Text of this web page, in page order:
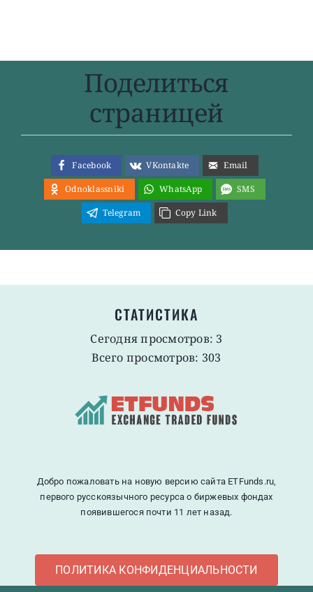
Поделиться
страницей
Facebook VKontakte
Email
Odnoklassniki
WhatsApp
SMS
Telegram
Copy Link
СТАТИСТИКА
Сегодня просмотров: 3
Всего просмотров: 303
Добро пожаловать на новую версию сайта ETFunds.ru,
первого русскоязычного ресурса о биржевых фондах
появившегося почти 11 лет назад.
ПОЛИТИКА КОНФИДЕНЦИАЛЬНОСТИ